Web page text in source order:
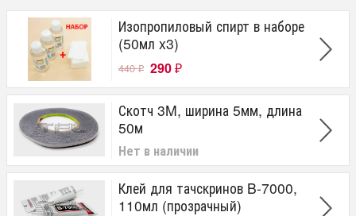
Изопропиловый спирт в наборе
(50мл x3)
440₽ 290 ₽
Скотч 3M, ширина 5мм, длина
50м
Нет в наличии
Клей для тачскринов B-7000,
110мл (прозрачный)